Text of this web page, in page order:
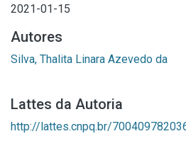
2021-01-15
Autores
Silva, Thalita Linara Azevedo da
Lattes da Autoria
http://lattes.cnpq.br/